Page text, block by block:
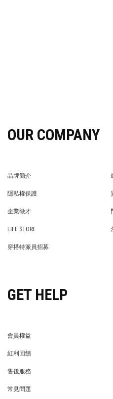
OUR COMPANY
品牌簡介
隱私權保護
企業徵才
LIFE STORE
穿搭特派員招募
GET HELP
會員權益
紅利回饋
售後服務
常見問題